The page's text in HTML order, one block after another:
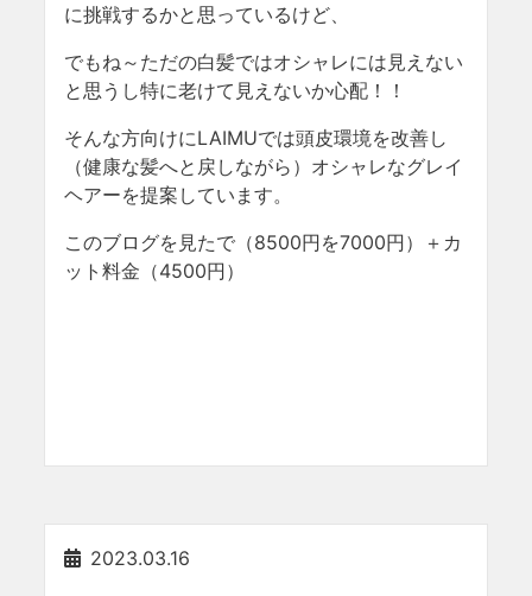
に挑戦するかと思っているけど、
でもね～ただの白髪ではオシャレには見えない
と思うし特に老けて見えないか心配！！
そんな方向けにLAIMUでは頭皮環境を改善し
（健康な髪へと戻しながら）オシャレなグレイ
ヘアーを提案しています。
このブログを見たで（8500円を7000円）＋カ
ット料金（4500円）
2023.03.16